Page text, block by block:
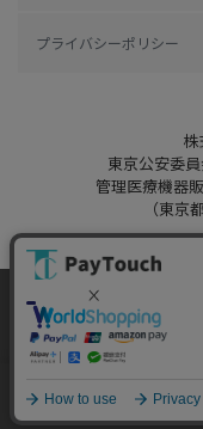
プライバシーポリシー
株
東京公安委
管理医療機器
（東京
Copyright
Powered
当ウェブサイトでは、
をご提供するため、ク
サイト利用を継続する
細はこちら」をご覧くだ